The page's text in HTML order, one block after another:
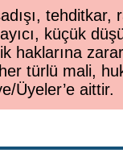
tehditkar,
küçük
haklarına
türlü mali,
Üyeler’e aittir.